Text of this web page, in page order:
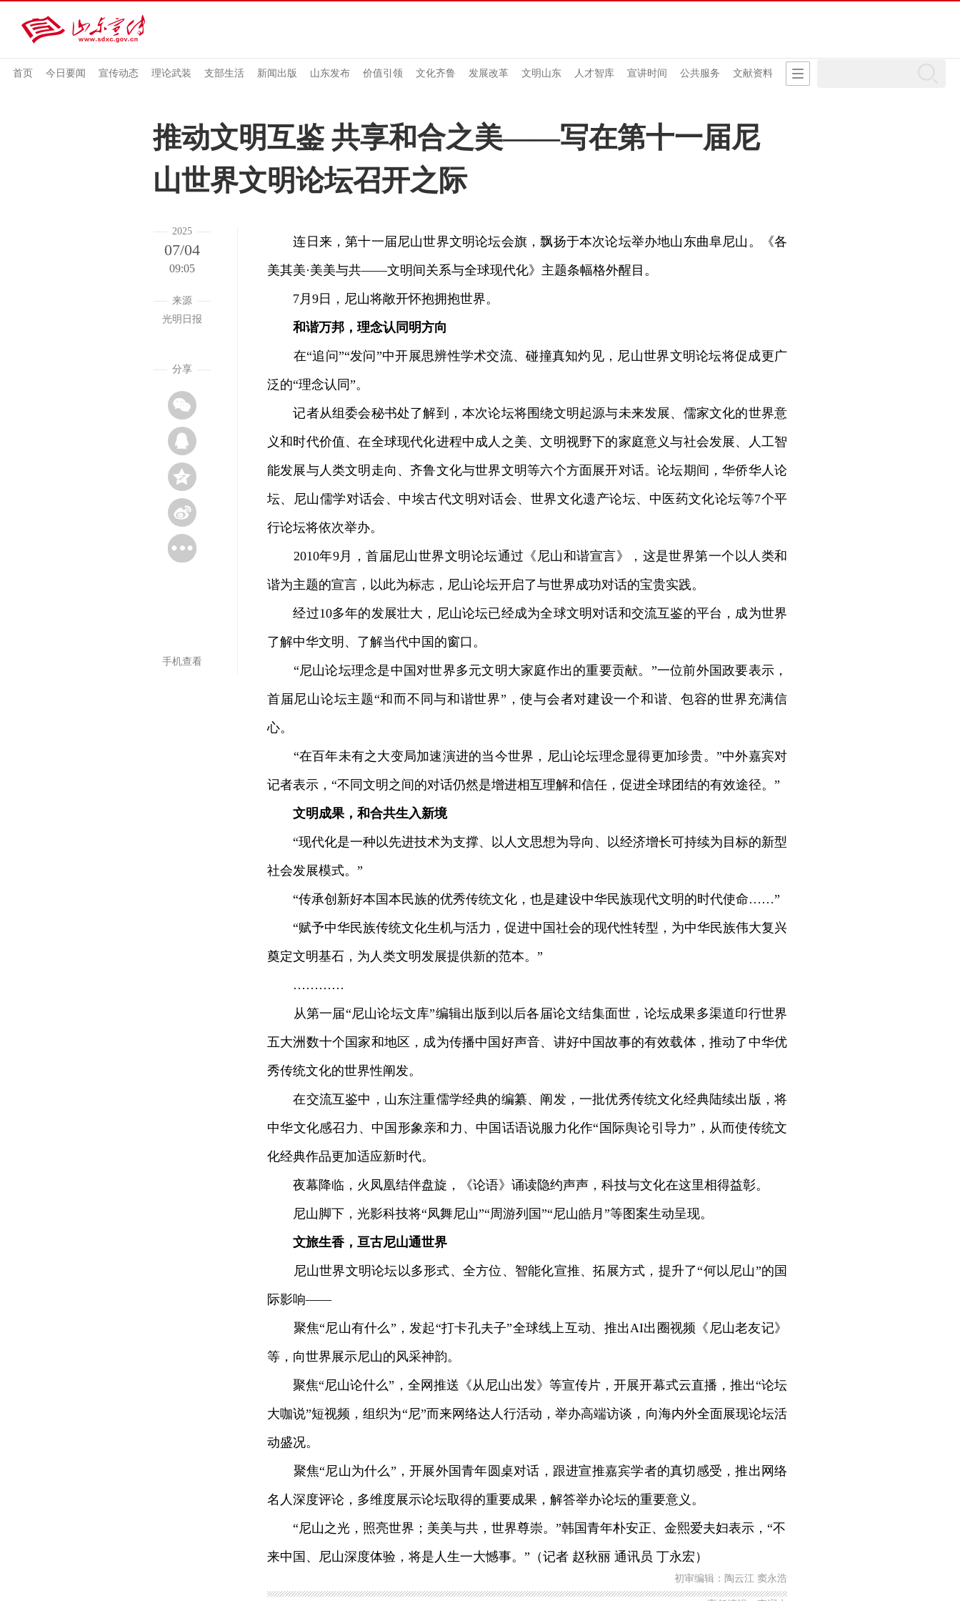
首页 今日要闻 宣传动态 理论武装 支部生活 新闻出版 山东发布 价值引领 文化齐鲁 发展改革 文明山东 人才智库 宣讲时间 公共服务 文献资料
推动文明互鉴 共享和合之美——写在第十一届尼
山世界文明论坛召开之际
2025
07/04
09:05
来源
光明日报
分享
手机查看
连日来，第十一届尼山世界文明论坛会旗，飘扬于本次论坛举办地山东曲阜尼山。《各
美其美·美美与共——文明间关系与全球现代化》主题条幅格外醒目。
7月9日，尼山将敞开怀抱拥抱世界。
和谐万邦，理念认同明方向
在“追问”“发问”中开展思辨性学术交流、碰撞真知灼见，尼山世界文明论坛将促成更广
泛的“理念认同”。
记者从组委会秘书处了解到，本次论坛将围绕文明起源与未来发展、儒家文化的世界意
义和时代价值、在全球现代化进程中成人之美、文明视野下的家庭意义与社会发展、人工智
能发展与人类文明走向、齐鲁文化与世界文明等六个方面展开对话。论坛期间，华侨华人论
坛、尼山儒学对话会、中埃古代文明对话会、世界文化遗产论坛、中医药文化论坛等7个平
行论坛将依次举办。
2010年9月，首届尼山世界文明论坛通过《尼山和谐宣言》，这是世界第一个以人类和
谐为主题的宣言，以此为标志，尼山论坛开启了与世界成功对话的宝贵实践。
经过10多年的发展壮大，尼山论坛已经成为全球文明对话和交流互鉴的平台，成为世界
了解中华文明、了解当代中国的窗口。
“尼山论坛理念是中国对世界多元文明大家庭作出的重要贡献。”一位前外国政要表示，
首届尼山论坛主题“和而不同与和谐世界”，使与会者对建设一个和谐、包容的世界充满信
心。
“在百年未有之大变局加速演进的当今世界，尼山论坛理念显得更加珍贵。”中外嘉宾对
记者表示，“不同文明之间的对话仍然是增进相互理解和信任，促进全球团结的有效途径。”
文明成果，和合共生入新境
“现代化是一种以先进技术为支撑、以人文思想为导向、以经济增长可持续为目标的新型
社会发展模式。”
“传承创新好本国本民族的优秀传统文化，也是建设中华民族现代文明的时代使命……”
“赋予中华民族传统文化生机与活力，促进中国社会的现代性转型，为中华民族伟大复兴
奠定文明基石，为人类文明发展提供新的范本。”
…………
从第一届“尼山论坛文库”编辑出版到以后各届论文结集面世，论坛成果多渠道印行世界
五大洲数十个国家和地区，成为传播中国好声音、讲好中国故事的有效载体，推动了中华优
秀传统文化的世界性阐发。
在交流互鉴中，山东注重儒学经典的编纂、阐发，一批优秀传统文化经典陆续出版，将
中华文化感召力、中国形象亲和力、中国话语说服力化作“国际舆论引导力”，从而使传统文
化经典作品更加适应新时代。
夜幕降临，火凤凰结伴盘旋，《论语》诵读隐约声声，科技与文化在这里相得益彰。
尼山脚下，光影科技将“凤舞尼山”“周游列国”“尼山皓月”等图案生动呈现。
文旅生香，亘古尼山通世界
尼山世界文明论坛以多形式、全方位、智能化宣推、拓展方式，提升了“何以尼山”的国
际影响——
聚焦“尼山有什么”，发起“打卡孔夫子”全球线上互动、推出AI出圈视频《尼山老友记》
等，向世界展示尼山的风采神韵。
聚焦“尼山论什么”，全网推送《从尼山出发》等宣传片，开展开幕式云直播，推出“论坛
大咖说”短视频，组织为“尼”而来网络达人行活动，举办高端访谈，向海内外全面展现论坛活
动盛况。
聚焦“尼山为什么”，开展外国青年圆桌对话，跟进宣推嘉宾学者的真切感受，推出网络
名人深度评论，多维度展示论坛取得的重要成果，解答举办论坛的重要意义。
“尼山之光，照亮世界；美美与共，世界尊崇。”韩国青年朴安正、金熙爱夫妇表示，“不
来中国、尼山深度体验，将是人生一大憾事。”（记者 赵秋丽 通讯员 丁永宏）
初审编辑：陶云江 窦永浩